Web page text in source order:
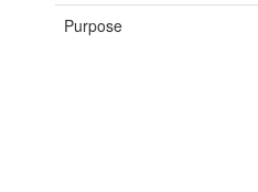
Purpose